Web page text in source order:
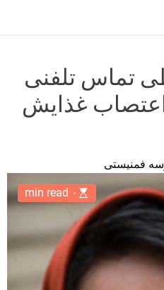
e
تماس تلفنی
غذایش
فمنیستی
۰ min read